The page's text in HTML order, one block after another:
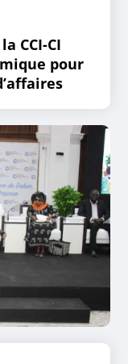
CCI-CI
pour